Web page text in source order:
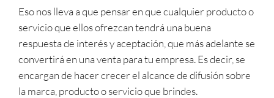
Eso nos lleva a que pensar en que cualquier producto o
servicio que ellos ofrezcan tendrá una buena
respuesta de interés y aceptación, que más adelante se
convertirá en una venta para tu empresa. Es decir, se
encargan de hacer crecer el alcance de difusión sobre
la marca, producto o servicio que brindes.